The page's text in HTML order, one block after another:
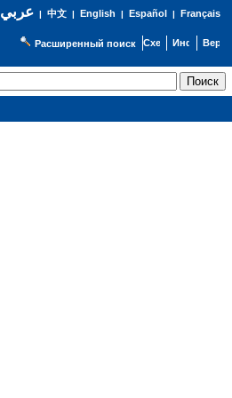
عربي| 中文| English | Español | Français
Расширенный поиск